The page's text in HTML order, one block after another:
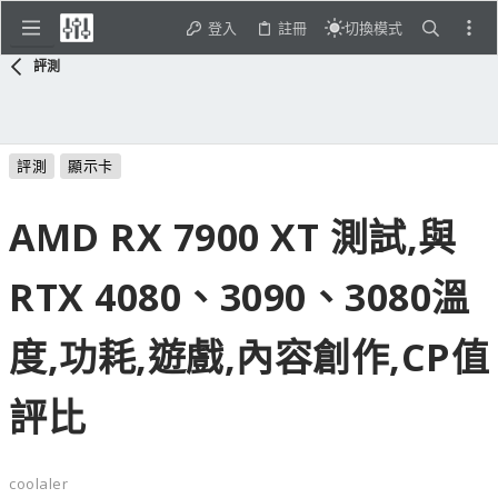
登入 註冊 切換模式
評測
評測 顯示卡
AMD RX 7900 XT 測試,與
RTX 4080、3090、3080溫
度,功耗,遊戲,內容創作,CP值
評比
coolaler